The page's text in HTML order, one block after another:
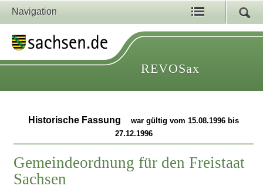
Navigation
REVOSax
Historische Fassung
war gültig vom 15.08.1996 bis
27.12.1996
Gemeindeordnung für den Freistaat
Sachsen